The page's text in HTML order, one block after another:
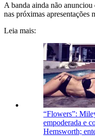
A banda ainda não
nas próximas apresentações
Leia mais:
“Flowers”:
empoderada e
Hemsworth;